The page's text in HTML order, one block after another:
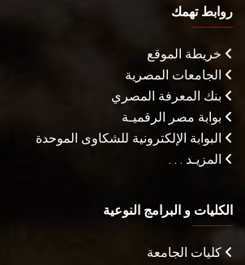
روابط تهمك
خريطة الموقع
الجامعات المصرية
بنك المعرفة المصري
بوابة مصر الرقميـة
البوابة الإلكترونية للشكاوى الموحدة
المزيـد . . .
الكليات و البرامج النوعية
كليات الجامعة